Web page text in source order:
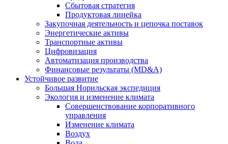
Сбытовая стратегия
Продуктовая линейка
Закупочная деятельность и цепочка поставок
Энергетические активы
Транспортные активы
Цифровизация
Автоматизация производства
Финансовые результаты (MD&A)
Устойчивое развитие
Большая Норильская экспедиция
Экология и изменение климата
Совершенствование корпоративного
управления
Изменение климата
Воздух